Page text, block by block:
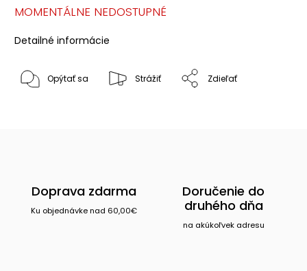
MOMENTÁLNE NEDOSTUPNÉ
Detailné informácie
Opýtať sa Strážiť Zdieľať
Doprava zdarma
Ku objednávke nad 60,00€
Doručenie do
druhého dňa
na akúkoľvek adresu